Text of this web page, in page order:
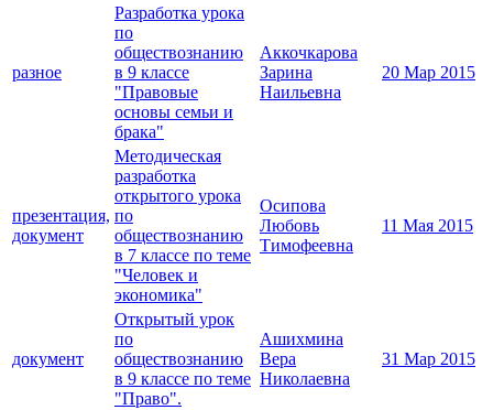
разное
Разработка урока
по
обществознанию
в 9 классе
"Правовые
основы семьи и
брака"
Аккочкарова
Зарина
Наильевна
20 Мар 2015
презентация,
документ
Методическая
разработка
открытого урока
по
обществознанию
в 7 классе по теме
"Человек и
экономика"
Осипова
Любовь
Тимофеевна
11 Мая 2015
документ
Открытый урок
по
обществознанию
в 9 классе по теме
"Право".
Ашихмина
Вера
Николаевна
31 Мар 2015